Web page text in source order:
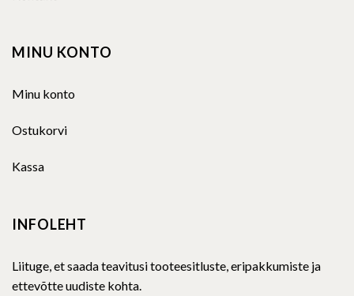
MINU KONTO
Minu konto
Ostukorvi
Kassa
INFOLEHT
Liituge, et saada teavitusi tooteesitluste, eripakkumiste ja
ettevõtte uudiste kohta.